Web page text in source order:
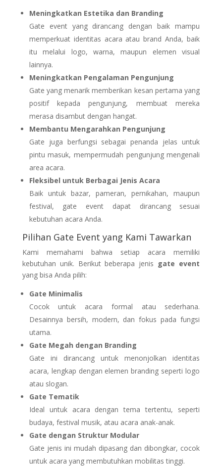
Meningkatkan Estetika dan Branding
Gate event yang dirancang dengan baik mampu
memperkuat identitas acara atau brand Anda, baik
itu melalui logo, warna, maupun elemen visual
lainnya.
Meningkatkan Pengalaman Pengunjung
Gate yang menarik memberikan kesan pertama yang
positif kepada pengunjung, membuat mereka
merasa disambut dengan hangat.
Membantu Mengarahkan Pengunjung
Gate juga berfungsi sebagai penanda jelas untuk
pintu masuk, mempermudah pengunjung mengenali
area acara.
Fleksibel untuk Berbagai Jenis Acara
Baik untuk bazar, pameran, pernikahan, maupun
festival, gate event dapat dirancang sesuai
kebutuhan acara Anda.
Pilihan Gate Event yang Kami Tawarkan
Kami memahami bahwa setiap acara memiliki
kebutuhan unik. Berikut beberapa jenis gate event
yang bisa Anda pilih:
Gate Minimalis
Cocok untuk acara formal atau sederhana.
Desainnya bersih, modern, dan fokus pada fungsi
utama.
Gate Megah dengan Branding
Gate ini dirancang untuk menonjolkan identitas
acara, lengkap dengan elemen branding seperti logo
atau slogan.
Gate Tematik
Ideal untuk acara dengan tema tertentu, seperti
budaya, festival musik, atau acara anak-anak.
Gate dengan Struktur Modular
Gate jenis ini mudah dipasang dan dibongkar, cocok
untuk acara yang membutuhkan mobilitas tinggi.